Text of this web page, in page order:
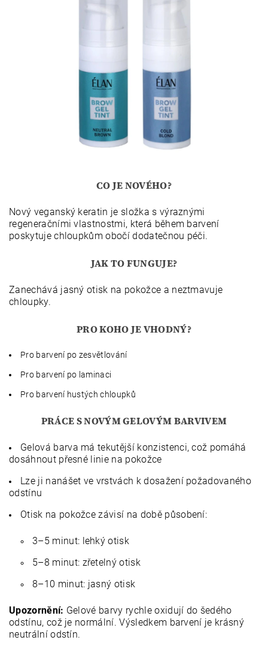
CO JE NOVÉHO?
Nový veganský keratin je složka s výraznými
regeneračními vlastnostmi, která během barvení
poskytuje chloupkům obočí dodatečnou péči.
JAK TO FUNGUJE?
Zanechává jasný otisk na pokožce a neztmavuje
chloupky.
PRO KOHO JE VHODNÝ?
Pro barvení po zesvětlování
Pro barvení po laminaci
Pro barvení hustých chloupků
PRÁCE S NOVÝM GELOVÝM BARVIVEM
Gelová barva má tekutější konzistenci, což pomáhá
dosáhnout přesné linie na pokožce
Lze ji nanášet ve vrstvách k dosažení požadovaného
odstínu
Otisk na pokožce závisí na době působení:
3–5 minut: lehký otisk
5–8 minut: zřetelný otisk
8–10 minut: jasný otisk
Upozornění: Gelové barvy rychle oxidují do šedého
odstínu, což je normální. Výsledkem barvení je krásný
neutrální odstín.